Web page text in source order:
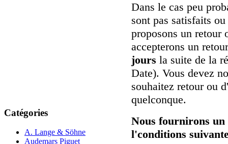
Catégories
A. Lange & Söhne
Audemars Piguet
Dans le cas peu
sont pas satisfaits
proposons un retour
accepterons un
jours la suite de la
Date). Vous devez
souhaitez retour ou
quelconque.
Nous fournirons un
l'conditions